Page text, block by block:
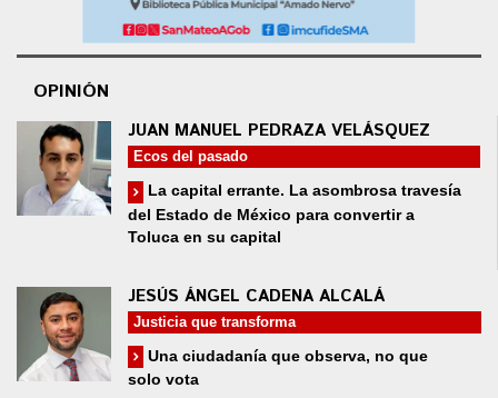
OPINIÓN
JUAN MANUEL PEDRAZA VELÁSQUEZ
Ecos del pasado
La capital errante. La asombrosa travesía
del Estado de México para convertir a
Toluca en su capital
JESÚS ÁNGEL CADENA ALCALÁ
Justicia que transforma
Una ciudadanía que observa, no que
solo vota